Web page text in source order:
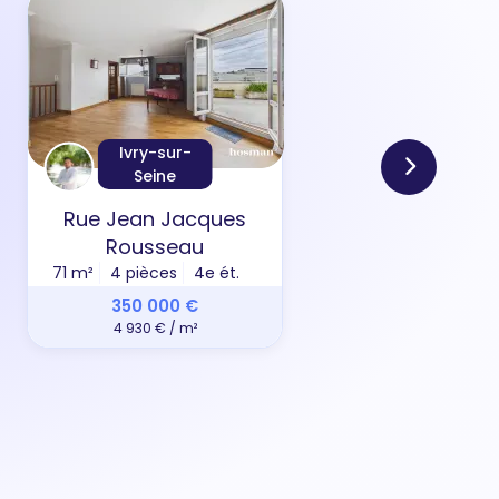
Ivry-sur-
Seine
Rue Jean Jacques
Rousseau
71 m² 4 pièces 4e ét.
350 000 €
4 930 € / m²